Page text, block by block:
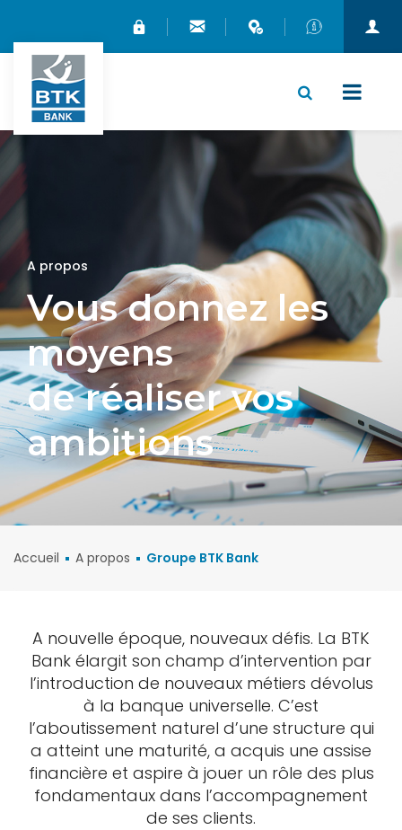
X
A propos
Vous donnez les
moyens
de réaliser vos
ambitions
Accueil A propos Groupe BTK Bank
A nouvelle époque, nouveaux défis. La BTK
Bank élargit son champ d’intervention par
l’introduction de nouveaux métiers dévolus
à la banque universelle. C’est
l’aboutissement naturel d’une structure qui
a atteint une maturité, a acquis une assise
financière et aspire à jouer un rôle des plus
fondamentaux dans l’accompagnement
de ses clients.